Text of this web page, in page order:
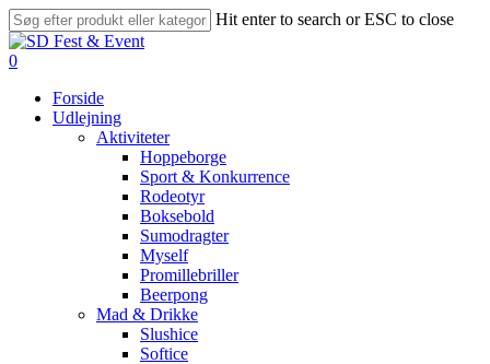
Skip
to
main
Hit enter to search or ESC to close
Close
Search
search
account
0
Forside
Udlejning
Aktiviteter
Hoppeborge
Sport & Konkurrence
Rodeotyr
Boksebold
Sumodragter
Myself
Promillebriller
Beerpong
Mad & Drikke
Slushice
Softice